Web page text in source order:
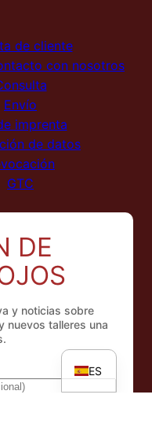
de cliente
con nosotros
Envío
imprenta
de datos
GTC
DE
y noticias sobre
nuevos talleres una
ES
EN